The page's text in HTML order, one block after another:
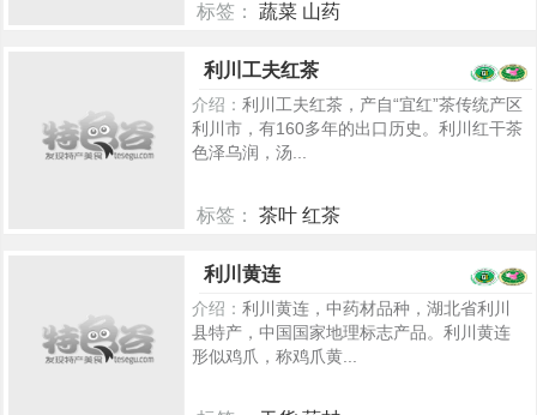
标签： 蔬菜 山药
利川工夫红茶
介绍： 利川工夫红茶，产自“宜红”茶传统产区
利川市，有160多年的出口历史。利川红干茶
色泽乌润，汤...
标签： 茶叶 红茶
利川黄连
介绍： 利川黄连，中药材品种，湖北省利川
县特产，中国国家地理标志产品。利川黄连
形似鸡爪，称鸡爪黄...